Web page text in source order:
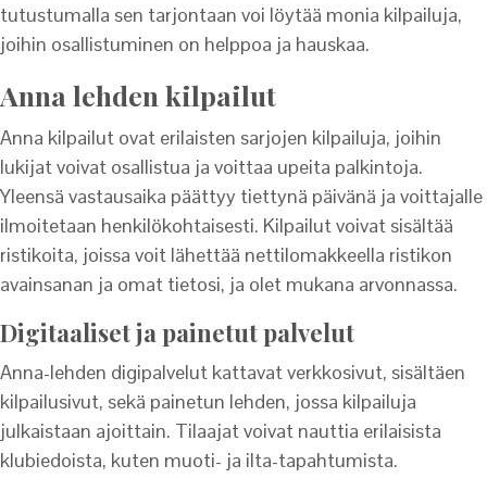
tutustumalla sen tarjontaan voi löytää monia kilpailuja,
joihin osallistuminen on helppoa ja hauskaa.
Anna lehden kilpailut
Anna kilpailut ovat erilaisten sarjojen kilpailuja, joihin
lukijat voivat osallistua ja voittaa upeita palkintoja.
Yleensä vastausaika päättyy tiettynä päivänä ja voittajalle
ilmoitetaan henkilökohtaisesti. Kilpailut voivat sisältää
ristikoita, joissa voit lähettää nettilomakkeella ristikon
avainsanan ja omat tietosi, ja olet mukana arvonnassa.
Digitaaliset ja painetut palvelut
Anna-lehden digipalvelut kattavat verkkosivut, sisältäen
kilpailusivut, sekä painetun lehden, jossa kilpailuja
julkaistaan ajoittain. Tilaajat voivat nauttia erilaisista
klubiedoista, kuten muoti- ja ilta-tapahtumista.